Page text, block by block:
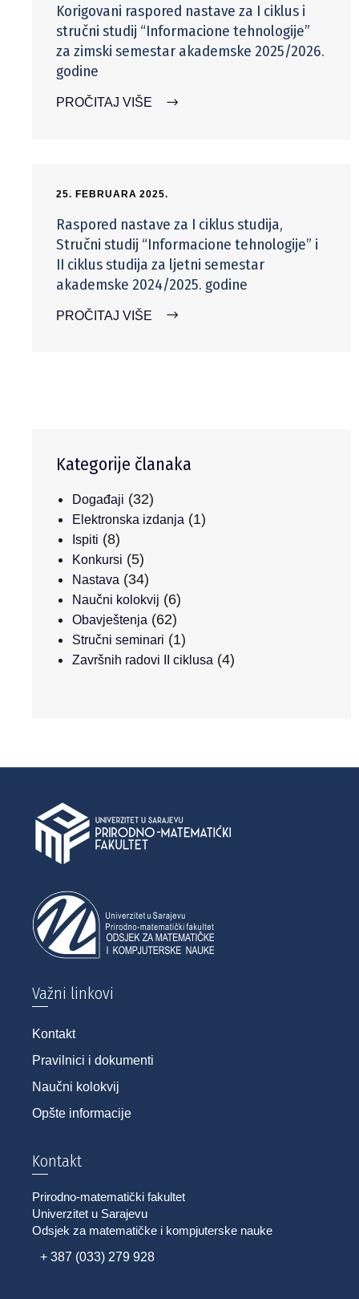
Korigovani raspored nastave za I ciklus i
stručni studij “Informacione tehnologije”
za zimski semestar akademske 2025/2026.
godine
PROČITAJ VIŠE
25. FEBRUARA 2025.
Raspored nastave za I ciklus studija,
Stručni studij “Informacione tehnologije” i
II ciklus studija za ljetni semestar
akademske 2024/2025. godine
PROČITAJ VIŠE
Kategorije članaka
Događaji (32)
Elektronska izdanja (1)
Ispiti (8)
Konkursi (5)
Nastava (34)
Naučni kolokvij (6)
Obavještenja (62)
Stručni seminari (1)
Završnih radovi II ciklusa (4)
Važni linkovi
Kontakt
Pravilnici i dokumenti
Naučni kolokvij
Opšte informacije
Kontakt
Prirodno-matematički fakultet
Univerzitet u Sarajevu
Odsjek za matematičke i kompjuterske nauke
+ 387 (033) 279 928